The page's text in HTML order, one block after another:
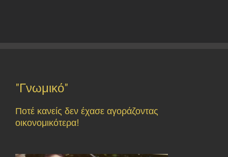
"Γνωμικό"
Ποτέ κανείς δεν έχασε αγοράζοντας
οικονομικότερα!